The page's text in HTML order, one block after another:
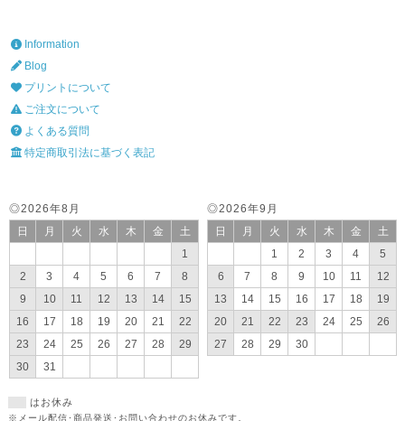
Information
Blog
プリントについて
ご注文について
よくある質問
特定商取引法に基づく表記
◎2026年9月
日
月 火 水 木 金
土
1
2 3 4
5
6
7 8 9 10 11
12
13
14 15 16 17 18
19
20
21 22 23 24 25
26
27
28 29 30
◎2026年8月
日
月 火 水 木 金
土
1
2
3 4 5 6 7
8
9
10 11 12 13 14
15
16
17 18 19 20 21
22
23
24 25 26 27 28
29
30
31
はお休み
※メール配信･商品発送･お問い合わせのお休みです。